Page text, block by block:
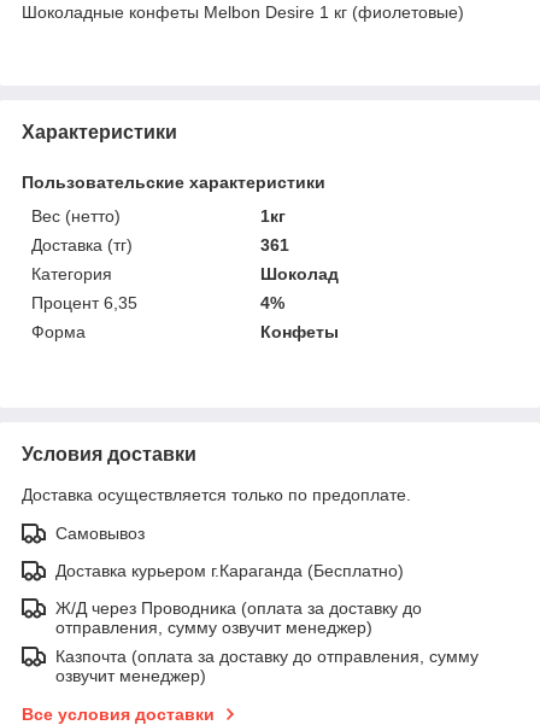
Шоколадные конфеты Melbon Desire 1 кг (фиолетовые)
Характеристики
Пользовательские характеристики
Вес (нетто)
1кг
Доставка (тг)
361
Категория
Шоколад
Процент 6,35
4%
Форма
Конфеты
Условия доставки
Доставка осуществляется только по предоплате.
Самовывоз
Доставка курьером г.Караганда (Бесплатно)
Ж/Д через Проводника (оплата за доставку до
отправления, сумму озвучит менеджер)
Казпочта (оплата за доставку до отправления, сумму
озвучит менеджер)
Все условия доставки